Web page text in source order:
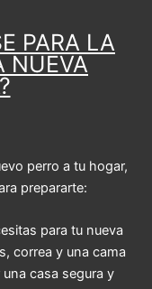
PARA LA
NUEVA
perro a tu hogar,
prepararte:
para tu nueva
correa y una cama
casa segura y